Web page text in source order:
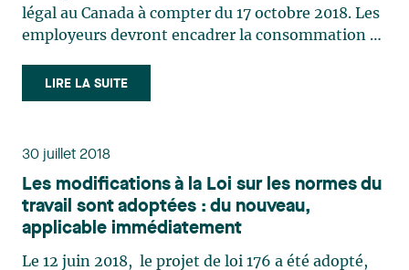
légal au Canada à compter du 17 octobre 2018. Les
employeurs devront encadrer la consommation de
les employés exécutent leur travail de façon
sécuritaire et dans le respect des lois applicables.
LIRE LA SUITE
30 juillet 2018
Les modifications à la Loi sur les normes du
travail sont adoptées : du nouveau,
applicable immédiatement
Le 12 juin 2018, le projet de loi 176 a été adopté,